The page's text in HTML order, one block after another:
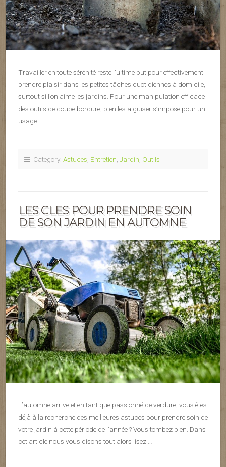
Travailler en toute sérénité reste l’ultime but pour effectivement
prendre plaisir dans les petites tâches quotidiennes à domicile,
surtout si l’on aime les jardins. Pour une manipulation efficace
des outils de coupe bordure, bien les aiguiser s’impose pour un
usage …
Category: Astuces Entretien Jardin Outils
LES CLES POUR PRENDRE SOIN
DE SON JARDIN EN AUTOMNE
L’automne arrive et en tant que passionné de verdure, vous êtes
déjà à la recherche des meilleures astuces pour prendre soin de
votre jardin à cette période de l’année ? Vous tombez bien. Dans
cet article nous vous disons tout alors lisez …